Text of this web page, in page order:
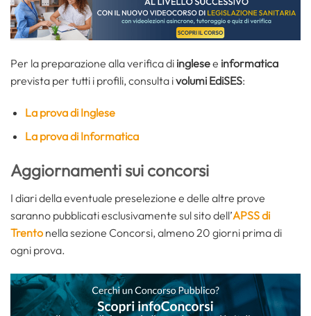
Per la preparazione alla verifica di inglesee informatica
prevista per tutti i profili, consulta ivolumi EdiSES:
La prova di Inglese
La prova di Informatica
Aggiornamenti sui concorsi
I diari della eventuale preselezione e delle altre prove
saranno pubblicati esclusivamente sul sito dell’APSS di
Trento nella sezione Concorsi, almeno 20 giorni prima di
ogni prova.